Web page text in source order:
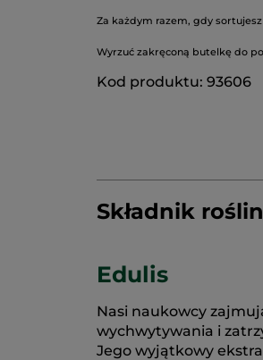
Za każdym razem, gdy
Wyrzuć zakręconą butelkę do
Kod produktu: 93606
Składnik
Edulis
Nasi naukowcy
wychwytywania i
Jego wyjątkowy